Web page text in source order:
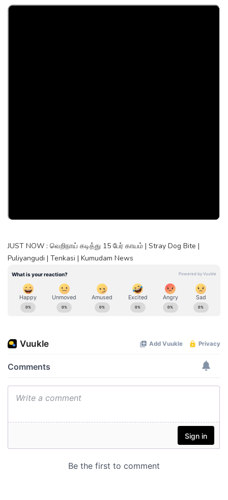
JUST NOW : வெறிநாய் கடித்து 15 பேர் காயம் | Stray Dog Bite |
Puliyangudi | Tenkasi | Kumudam News